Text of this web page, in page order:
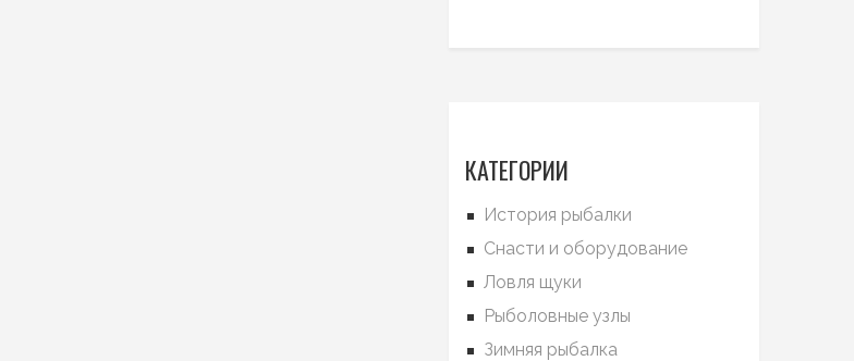
КАТЕГОРИИ
История рыбалки
Снасти и оборудование
Ловля щуки
Рыболовные узлы
Зимняя рыбалка